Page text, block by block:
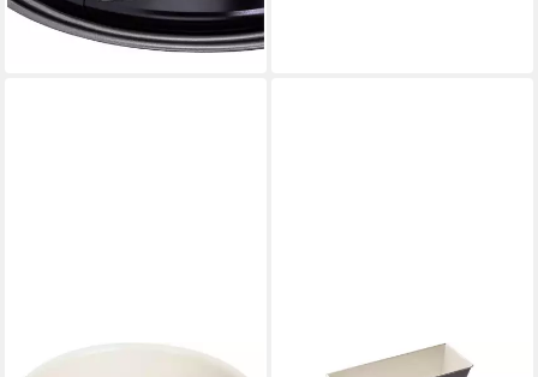
-29%
lieferbar in 4 Wochen